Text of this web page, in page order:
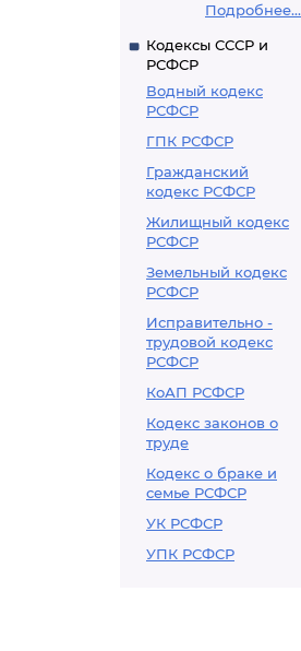
Подробнее...
Кодексы СССР и
РСФСР
Водный кодекс
РСФСР
ГПК РСФСР
Гражданский
кодекс РСФСР
Жилищный кодекс
РСФСР
Земельный кодекс
РСФСР
Исправительно -
трудовой кодекс
РСФСР
КоАП РСФСР
Кодекс законов о
труде
Кодекс о браке и
семье РСФСР
УК РСФСР
УПК РСФСР